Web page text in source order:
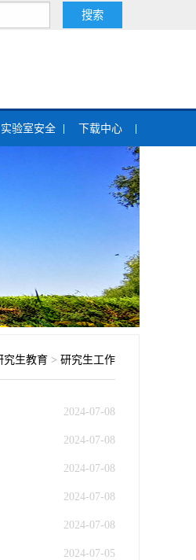
实验室安全 下载中心
究生教育 > 研究生工作
2024-07-08
2024-07-08
2024-07-08
2024-07-08
2024-07-08
2024-07-05